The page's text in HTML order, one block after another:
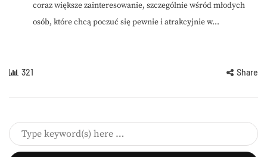
coraz większe zainteresowanie, szczególnie wśród młodych
osób, które chcą poczuć się pewnie i atrakcyjnie w...
321 Share